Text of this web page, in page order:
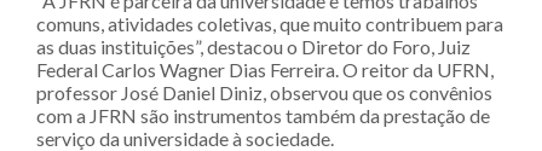
comuns, atividades coletivas, que muito contribuem para
as duas instituições”, destacou o Diretor do Foro, Juiz
Federal Carlos Wagner Dias Ferreira. O reitor da UFRN,
professor José Daniel Diniz, observou que os convênios
com a JFRN são instrumentos também da prestação de
serviço da universidade à sociedade.